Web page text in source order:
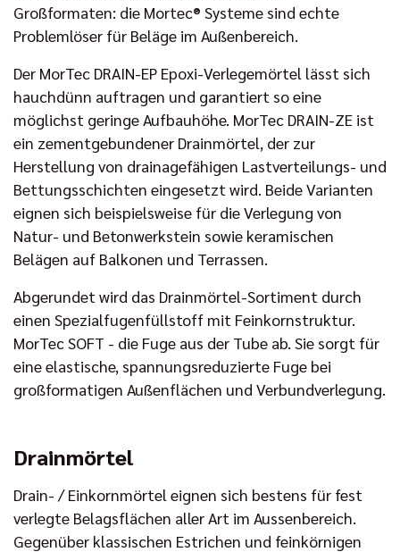
Großformaten: die Mortec® Systeme sind echte
Problemlöser für Beläge im Außenbereich.
Der MorTec DRAIN-EP Epoxi-Verlegemörtel lässt sich
hauchdünn auftragen und garantiert so eine
möglichst geringe Aufbauhöhe. MorTec DRAIN-ZE ist
ein zementgebundener Drainmörtel, der zur
Herstellung von drainagefähigen Lastverteilungs- und
Bettungsschichten eingesetzt wird. Beide Varianten
eignen sich beispielsweise für die Verlegung von
Natur- und Betonwerkstein sowie keramischen
Belägen auf Balkonen und Terrassen.
Abgerundet wird das Drainmörtel-Sortiment durch
einen Spezialfugenfüllstoff mit Feinkornstruktur.
MorTec SOFT - die Fuge aus der Tube ab. Sie sorgt für
eine elastische, spannungsreduzierte Fuge bei
großformatigen Außenflächen und Verbundverlegung.
Drainmörtel
Drain- / Einkornmörtel eignen sich bestens für fest
verlegte Belagsflächen aller Art im Aussenbereich.
Gegenüber klassischen Estrichen und feinkörnigen